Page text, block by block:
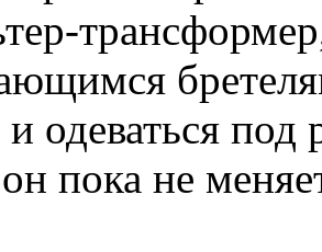
одеваться
пока не